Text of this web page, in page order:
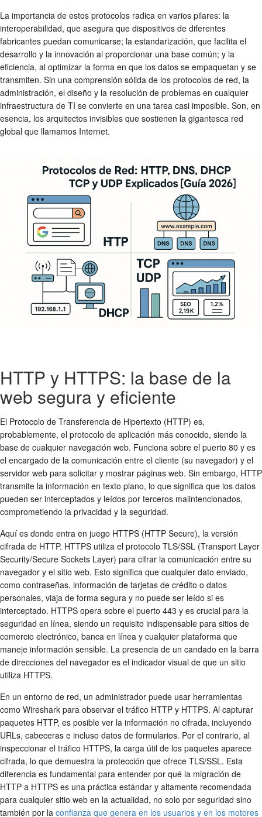
La importancia de estos protocolos radica en varios pilares: la
interoperabilidad, que asegura que dispositivos de diferentes
fabricantes puedan comunicarse; la estandarización, que facilita el
desarrollo y la innovación al proporcionar una base común; y la
eficiencia, al optimizar la forma en que los datos se empaquetan y se
transmiten. Sin una comprensión sólida de los protocolos de red, la
administración, el diseño y la resolución de problemas en cualquier
infraestructura de TI se convierte en una tarea casi imposible. Son, en
esencia, los arquitectos invisibles que sostienen la gigantesca red
global que llamamos Internet.
HTTP y HTTPS: la base de la
web segura y eficiente
El Protocolo de Transferencia de Hipertexto (HTTP) es,
probablemente, el protocolo de aplicación más conocido, siendo la
base de cualquier navegación web. Funciona sobre el puerto 80 y es
el encargado de la comunicación entre el cliente (su navegador) y el
servidor web para solicitar y mostrar páginas web. Sin embargo, HTTP
transmite la información en texto plano, lo que significa que los datos
pueden ser interceptados y leídos por terceros malintencionados,
comprometiendo la privacidad y la seguridad.
Aquí es donde entra en juego HTTPS (HTTP Secure), la versión
cifrada de HTTP. HTTPS utiliza el protocolo TLS/SSL (Transport Layer
Security/Secure Sockets Layer) para cifrar la comunicación entre su
navegador y el sitio web. Esto significa que cualquier dato enviado,
como contraseñas, información de tarjetas de crédito o datos
personales, viaja de forma segura y no puede ser leído si es
interceptado. HTTPS opera sobre el puerto 443 y es crucial para la
seguridad en línea, siendo un requisito indispensable para sitios de
comercio electrónico, banca en línea y cualquier plataforma que
maneje información sensible. La presencia de un candado en la barra
de direcciones del navegador es el indicador visual de que un sitio
utiliza HTTPS.
En un entorno de red, un administrador puede usar herramientas
como Wireshark para observar el tráfico HTTP y HTTPS. Al capturar
paquetes HTTP, es posible ver la información no cifrada, incluyendo
URLs, cabeceras e incluso datos de formularios. Por el contrario, al
inspeccionar el tráfico HTTPS, la carga útil de los paquetes aparece
cifrada, lo que demuestra la protección que ofrece TLS/SSL. Esta
diferencia es fundamental para entender por qué la migración de
HTTP a HTTPS es una práctica estándar y altamente recomendada
para cualquier sitio web en la actualidad, no solo por seguridad sino
también por la confianza que genera en los usuarios y en los motores